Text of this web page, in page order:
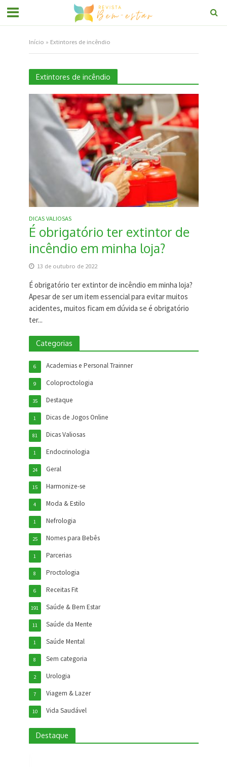
Início » Extintores de incêndio
Extintores de incêndio
DICAS VALIOSAS
É obrigatório ter extintor de
incêndio em minha loja?
13 de outubro de 2022
É obrigatório ter extintor de incêndio em minha loja?
Apesar de ser um item essencial para evitar muitos
acidentes, muitos ficam em dúvida se é obrigatório
ter...
Categorias
Academias e Personal Trainner
6
Coloproctologia
9
Destaque
35
Dicas de Jogos Online
1
Dicas Valiosas
81
Endocrinologia
1
Geral
24
Harmonize-se
15
Moda & Estilo
4
Nefrologia
1
Nomes para Bebês
25
Parcerias
1
Proctologia
8
Receitas Fit
6
Saúde & Bem Estar
191
Saúde da Mente
11
Saúde Mental
1
Sem categoria
8
Urologia
2
Viagem & Lazer
7
Vida Saudável
10
Destaque